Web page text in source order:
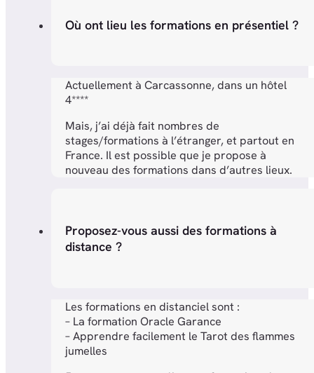
Où ont lieu les formations en présentiel ?
Actuellement à Carcassonne, dans un hôtel
4****
Mais, j’ai déjà fait nombres de
stages/formations à l’étranger, et partout en
France. Il est possible que je propose à
nouveau des formations dans d’autres lieux.
Proposez-vous aussi des formations à
distance ?
Les formations en distanciel sont :
– La formation Oracle Garance
– Apprendre facilement le Tarot des flammes
jumelles